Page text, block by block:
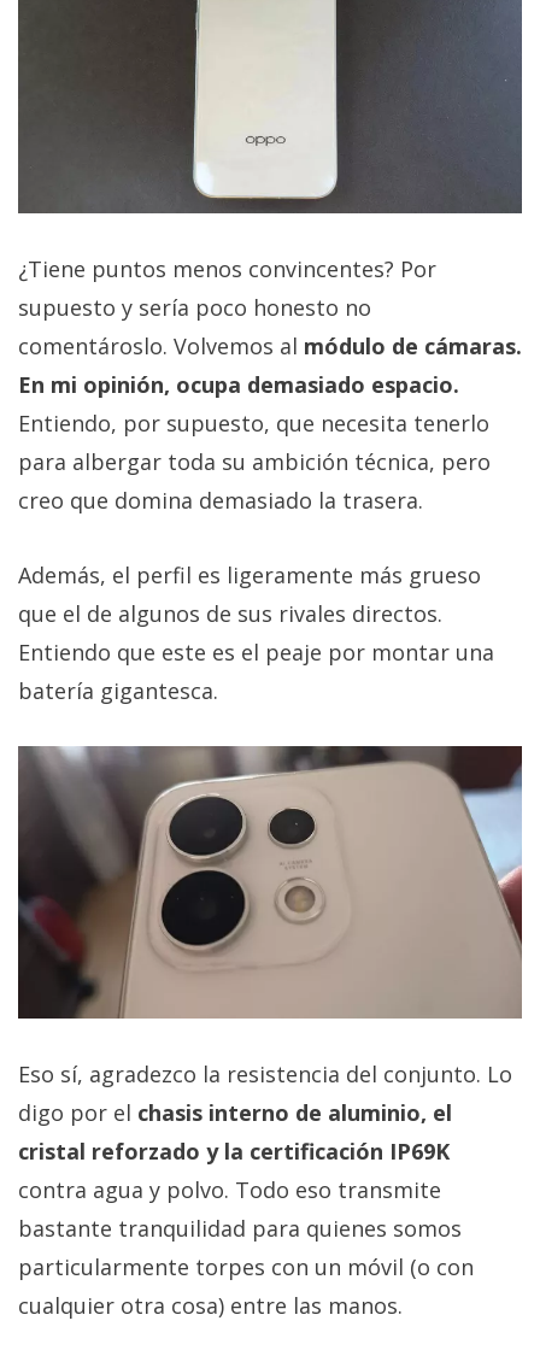
¿Tiene puntos menos convincentes? Por
supuesto y sería poco honesto no
comentároslo. Volvemos al módulo de cámaras.
En mi opinión, ocupa demasiado espacio.
Entiendo, por supuesto, que necesita tenerlo
para albergar toda su ambición técnica, pero
creo que domina demasiado la trasera.
Además, el perfil es ligeramente más grueso
que el de algunos de sus rivales directos.
Entiendo que este es el peaje por montar una
batería gigantesca.
Eso sí, agradezco la resistencia del conjunto. Lo
digo por el chasis interno de aluminio, el
cristal reforzado y la certificación IP69K
contra agua y polvo. Todo eso transmite
bastante tranquilidad para quienes somos
particularmente torpes con un móvil (o con
cualquier otra cosa) entre las manos.